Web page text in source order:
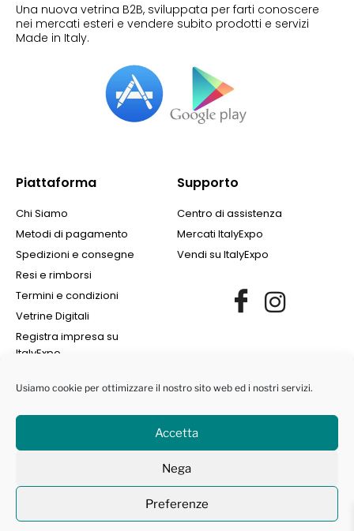
Usiamo cookie per ottimizzare il nostro sito web ed i nostri servizi.
Accetta
Nega
Preferenze
Una nuova vetrina B2B, sviluppata per farti conoscere
nei mercati esteri e vendere subito prodotti e servizi
Made in Italy.
Piattaforma
Chi Siamo
Metodi di pagamento
Spedizioni e consegne
Resi e rimborsi
Termini e condizioni
Vetrine Digitali
Registra impresa su
ItalyExpo
Supporto
Centro di assistenza
Mercati ItalyExpo
Vendi su ItalyExpo
©2022 Finance Group Albania SH.PK. | All Rights Reserved | NIPT
L72405008I | Marchi protetti ® -Privacy Policy
Contattaci